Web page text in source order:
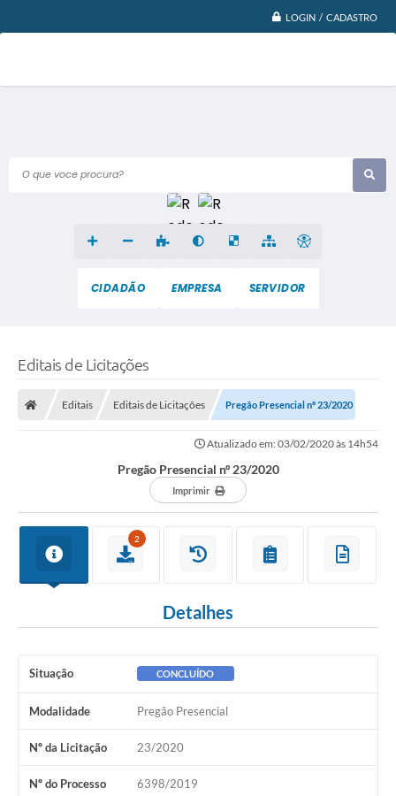
LOGIN / CADASTRO
O que voce procura?
CIDADÃO EMPRESA SERVIDOR
Editais de Licitações
Editais Editais de Licitações Pregão Presencial nº 23/2020
Atualizado em: 03/02/2020 às 14h54
Pregão Presencial nº 23/2020
Imprimir
2
Detalhes
Situação CONCLUÍDO
Modalidade Pregão Presencial
Nº da Licitação 23/2020
Nº do Processo 6398/2019